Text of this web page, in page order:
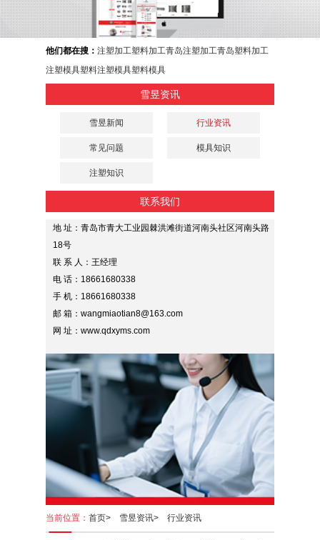
他们都在搜： 注塑加工塑料加工青岛注塑加工青岛塑料加工
注塑模具塑料注塑模具塑料模具
雪昱资讯
雪昱新闻 行业资讯
常见问题 模具知识
注塑知识
联系我们
地 址：青岛市青大工业园棘洪滩街道河南头社区河南头路
18号
联 系 人：王经理
电 话：18661680338
手 机：18661680338
邮 箱：wangmiaotian8@163.com
网 址：www.qdxyms.com
当前位置： 首页> 雪昱资讯> 行业资讯